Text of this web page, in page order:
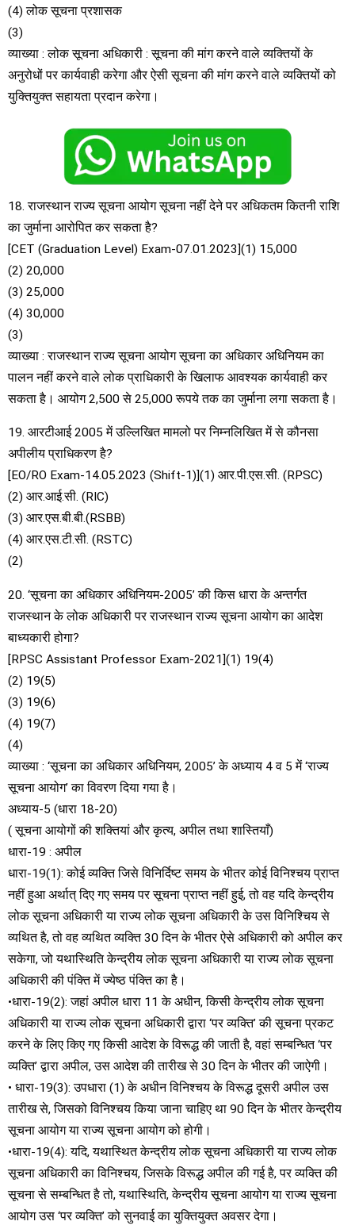
(4) लोक सूचना प्रशासक
(3)
व्याख्या : लोक सूचना अधिकारी : सूचना की मांग करने वाले व्यक्तियों के
अनुरोधों पर कार्यवाही करेगा और ऐसी सूचना की मांग करने वाले व्यक्तियों को
युक्तियुक्त सहायता प्रदान करेगा।
18. राजस्थान राज्य सूचना आयोग सूचना नहीं देने पर अधिकतम कितनी राशि
का जुर्माना आरोपित कर सकता है?
[CET (Graduation Level) Exam-07.01.2023](1) 15,000
(2) 20,000
(3) 25,000
(4) 30,000
(3)
व्याख्या : राजस्थान राज्य सूचना आयोग सूचना का अधिकार अधिनियम का
पालन नहीं करने वाले लोक प्राधिकारी के खिलाफ आवश्यक कार्यवाही कर
सकता है। आयोग 2,500 से 25,000 रूपये तक का जुर्माना लगा सकता है।
19. आरटीआई 2005 में उल्लिखित मामलो पर निम्नलिखित में से कौनसा
अपीलीय प्राधिकरण है?
[EO/RO Exam-14.05.2023 (Shift-1)](1) आर.पी.एस.सी. (RPSC)
(2) आर.आई.सी. (RIC)
(3) आर.एस.बी.बी.(RSBB)
(4) आर.एस.टी.सी. (RSTC)
(2)
20. ‘सूचना का अधिकार अधिनियम-2005’ की किस धारा के अन्तर्गत
राजस्थान के लोक अधिकारी पर राजस्थान राज्य सूचना आयोग का आदेश
बाध्यकारी होगा?
[RPSC Assistant Professor Exam-2021](1) 19(4)
(2) 19(5)
(3) 19(6)
(4) 19(7)
(4)
व्याख्या : ‘सूचना का अधिकार अधिनियम, 2005’ के अध्याय 4 व 5 में ‘राज्य
सूचना आयोग’ का विवरण दिया गया है।
अध्याय-5 (धारा 18-20)
( सूचना आयोगों की शक्तियां और कृत्य, अपील तथा शास्तियाँ)
धारा-19 : अपील
धारा-19(1): कोई व्यक्ति जिसे विनिर्दिष्ट समय के भीतर कोई विनिश्चय प्राप्त
नहीं हुआ अर्थात् दिए गए समय पर सूचना प्राप्त नहीं हुई, तो वह यदि केन्द्रीय
लोक सूचना अधिकारी या राज्य लोक सूचना अधिकारी के उस विनिश्चिय से
व्यथित है, तो वह व्यथित व्यक्ति 30 दिन के भीतर ऐसे अधिकारी को अपील कर
सकेगा, जो यथास्थिति केन्द्रीय लोक सूचना अधिकारी या राज्य लोक सूचना
अधिकारी की पंक्ति में ज्येष्ठ पंक्ति का है।
•धारा-19(2): जहां अपील धारा 11 के अधीन, किसी केन्द्रीय लोक सूचना
अधिकारी या राज्य लोक सूचना अधिकारी द्वारा ‘पर व्यक्ति’ की सूचना प्रकट
करने के लिए किए गए किसी आदेश के विरूद्ध की जाती है, वहां सम्बन्धित ‘पर
व्यक्ति’ द्वारा अपील, उस आदेश की तारीख से 30 दिन के भीतर की जाऐगी।
• धारा-19(3): उपधारा (1) के अधीन विनिश्चय के विरूद्ध दूसरी अपील उस
तारीख से, जिसको विनिश्चय किया जाना चाहिए था 90 दिन के भीतर केन्द्रीय
सूचना आयोग या राज्य सूचना आयोग को होगी।
•धारा-19(4): यदि, यथास्थित केन्द्रीय लोक सूचना अधिकारी या राज्य लोक
सूचना अधिकारी का विनिश्चय, जिसके विरूद्ध अपील की गई है, पर व्यक्ति की
सूचना से सम्बन्धित है तो, यथास्थिति, केन्द्रीय सूचना आयोग या राज्य सूचना
आयोग उस ‘पर व्यक्ति’ को सुनवाई का युक्तियुक्त अवसर देगा।